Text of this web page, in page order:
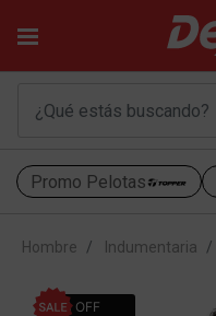
Promo Pelotas
Hombre Indumentaria
30% OFF